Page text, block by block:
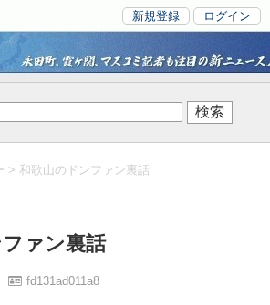
新規登録 ログイン
> 和歌山のドンファン裏話
ァン裏話
fd131ad011a8